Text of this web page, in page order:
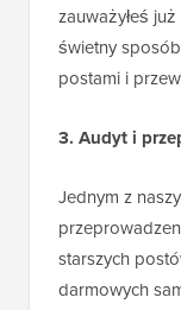
zauważyłeś
świetny
postami i
3. Audyt i
Jednym z
starszych
darmowych